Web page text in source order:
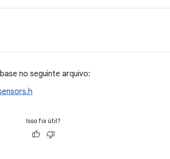
no seguinte arquivo:
Isso foi útil?